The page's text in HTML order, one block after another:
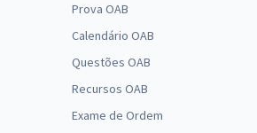
Prova OAB
Calendário OAB
Questões OAB
Recursos OAB
Exame de Ordem